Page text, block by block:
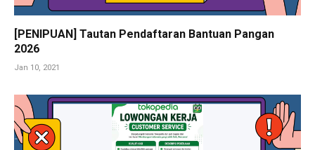
[PENIPUAN] Tautan Pendaftaran Bantuan Pangan
2026
Jan 10, 2021